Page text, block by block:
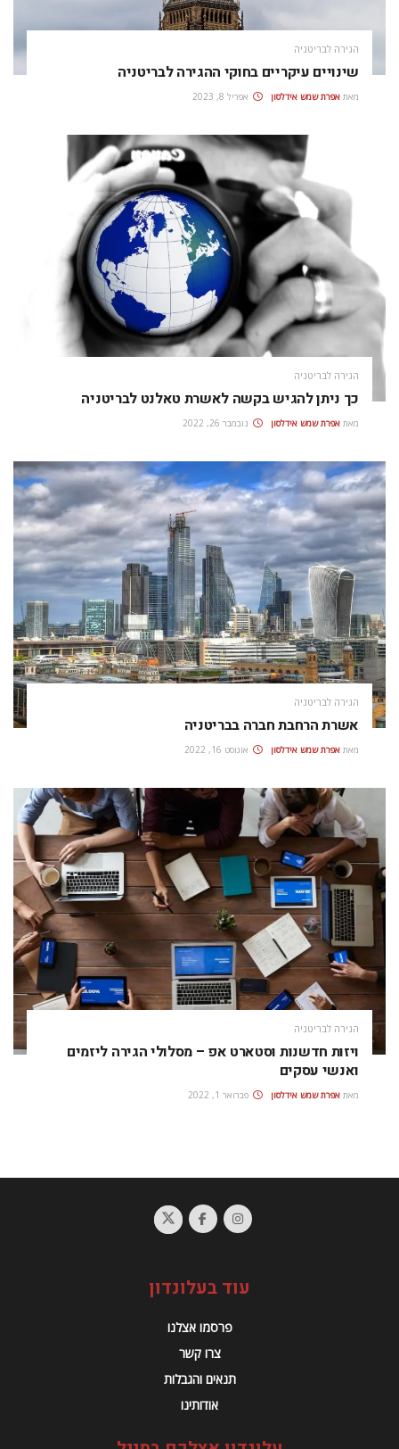
הגירה לבריטניה
שינויים עיקריים בחוקי ההגירה לבריטניה
מאת אפרת‭ ‬שמש‭ ‬אידלסון אפריל 8, 2023
הגירה לבריטניה
כך ניתן להגיש בקשה לאשרת טאלנט לבריטניה
מאת אפרת‭ ‬שמש‭ ‬אידלסון נובמבר 26, 2022
הגירה לבריטניה
אשרת הרחבת חברה בבריטניה
מאת אפרת‭ ‬שמש‭ ‬אידלסון אוגוסט 16, 2022
הגירה לבריטניה
ויזות חדשנות וסטארט אפ – מסלולי הגירה ליזמים
ואנשי עסקים
מאת אפרת‭ ‬שמש‭ ‬אידלסון פברואר 1, 2022
עוד בעלונדון
פרסמו אצלנו
צרו קשר
תנאים והגבלות
אודותינו